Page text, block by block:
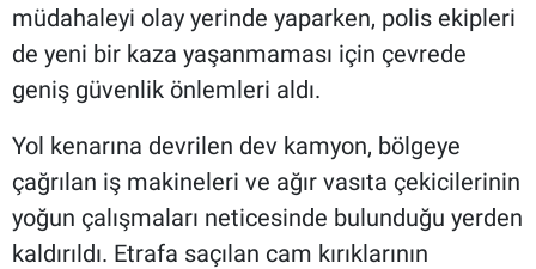
müdahaleyi olay yerinde yaparken, polis ekipleri
de yeni bir kaza yaşanmaması için çevrede
geniş güvenlik önlemleri aldı.
Yol kenarına devrilen dev kamyon, bölgeye
çağrılan iş makineleri ve ağır vasıta çekicilerinin
yoğun çalışmaları neticesinde bulunduğu yerden
kaldırıldı. Etrafa saçılan cam kırıklarının